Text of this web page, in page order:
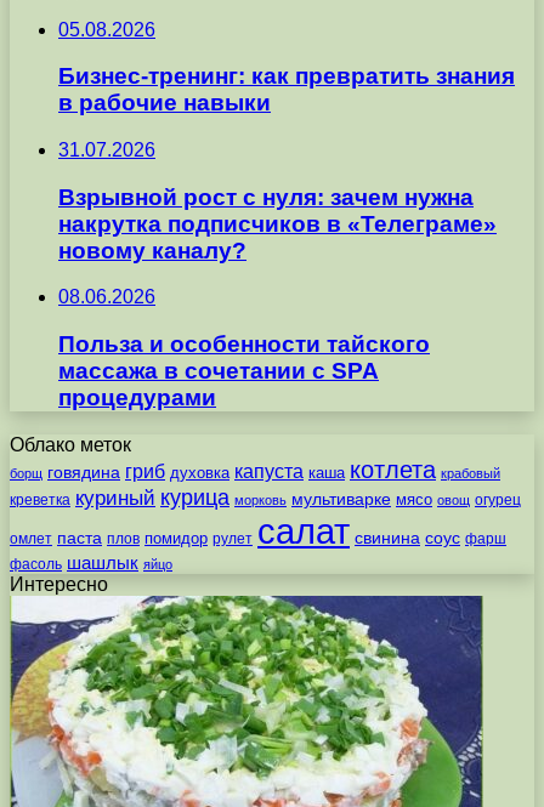
05.08.2026
Бизнес-тренинг: как превратить знания
в рабочие навыки
31.07.2026
Взрывной рост с нуля: зачем нужна
накрутка подписчиков в «Телеграме»
новому каналу?
08.06.2026
Польза и особенности тайского
массажа в сочетании с SPA
процедурами
Облако меток
борщ говядина гриб духовка капуста каша котлета крабовый
креветка куриный курица морковь мультиварке мясо овощ огурец
омлет паста плов помидор рулет салат свинина соус фарш
фасоль шашлык яйцо
Интересно